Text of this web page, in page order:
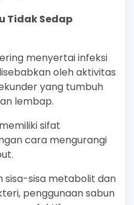
Tidak Sedap
menyertai infeksi
oleh aktivitas
yang tumbuh
lembap.
sifat
cara mengurangi
sisa-sisa metabolit dan
penggunaan sabun